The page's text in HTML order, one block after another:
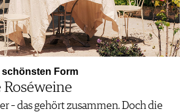
Form
Roséweine
– das gehört zusammen. Doch die